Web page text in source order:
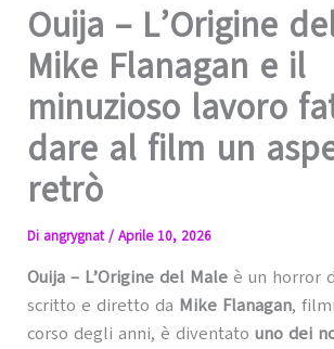
Ouija – L’Origine
Mike Flanagan e il
minuzioso lavoro
dare al film un
retrò
Di angrygnat/ Aprile 10, 2026
Ouija – L’Origine del Maleè un horror
scritto e diretto da Mike Flanagan,
corso degli anni, è diventato uno dei